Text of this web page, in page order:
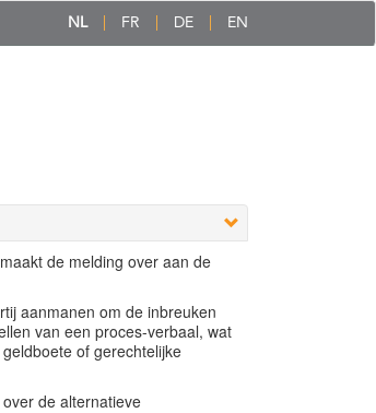
NL FR DE EN
de melding over aan de
aanmanen om de inbreuken
van een proces-verbaal, wat
of gerechtelijke
de alternatieve